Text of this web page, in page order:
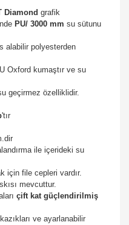
Diamond grafik
PU/ 3000 mm su sütunu
alabilir polyesterden
Oxford kumaştır ve su
geçirmez özelliklidir.
'tır
ile içerideki su
için file cepleri vardır.
mevcuttur.
çift kat güçlendirilmiş
ve ayarlanabilir